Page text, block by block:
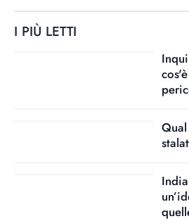
I PIÙ LETTI